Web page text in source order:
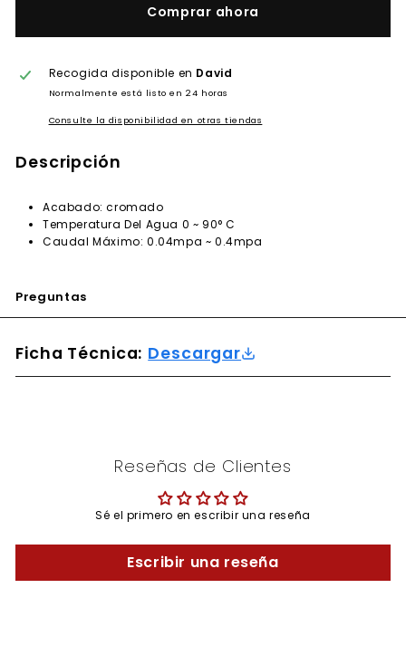
Comprar ahora
Recogida disponible en David
Normalmente está listo en 24 horas
Consulte la disponibilidad en otras tiendas
Descripción
Acabado: cromado
Temperatura Del Agua 0 ~ 90° C
Caudal Máximo: 0.04mpa ~ 0.4mpa
Preguntas
Ficha Técnica: Descargar
Reseñas de Clientes
Sé el primero en escribir una reseña
Escribir una reseña